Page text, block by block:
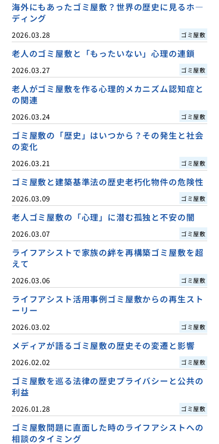
海外にもあったゴミ屋敷？世界の歴史に見るホ―
ディング
2026.03.28 ゴミ屋敷
老人のゴミ屋敷と「もったいない」心理の連鎖
2026.03.27 ゴミ屋敷
老人がゴミ屋敷を作る心理的メカニズム認知症と
の関連
2026.03.24 ゴミ屋敷
ゴミ屋敷の「歴史」はいつから？その発生と社会
の変化
2026.03.21 ゴミ屋敷
ゴミ屋敷と建築基準法の歴史老朽化物件の危険性
2026.03.09 ゴミ屋敷
老人ゴミ屋敷の「心理」に潜む孤独と不安の闇
2026.03.07 ゴミ屋敷
ライフアシストで家族の絆を再構築ゴミ屋敷を超
えて
2026.03.06 ゴミ屋敷
ライフアシスト活用事例ゴミ屋敷からの再生スト
ーリー
2026.03.02 ゴミ屋敷
メディアが語るゴミ屋敷の歴史その変遷と影響
2026.02.02 ゴミ屋敷
ゴミ屋敷を巡る法律の歴史プライバシーと公共の
利益
2026.01.28 ゴミ屋敷
ゴミ屋敷問題に直面した時のライフアシストへの
相談のタイミング